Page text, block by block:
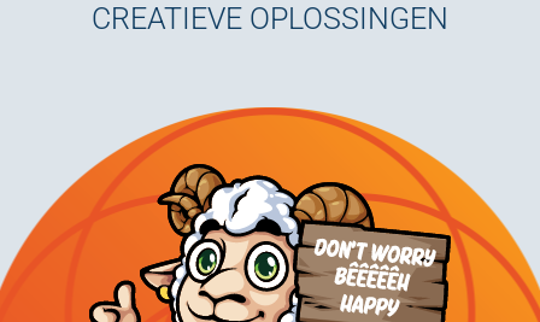
CREATIEVE OPLOSSINGEN